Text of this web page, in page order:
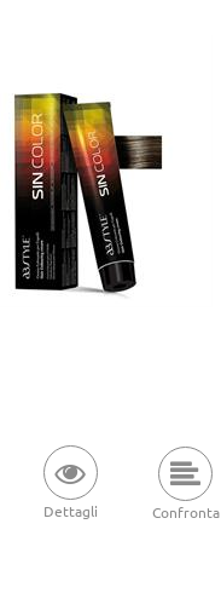
Dettagli Confronta